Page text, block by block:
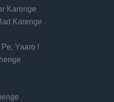
Karenge
Karenge
Yaaro !